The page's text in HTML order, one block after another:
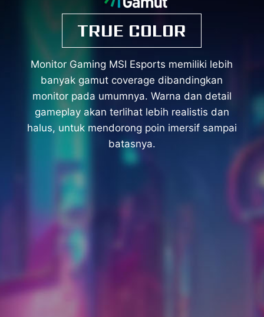
TRUE COLOR
Monitor Gaming MSI Esports memiliki lebih
banyak gamut coverage dibandingkan
monitor pada umumnya. Warna dan detail
gameplay akan terlihat lebih realistis dan
halus, untuk mendorong poin imersif sampai
batasnya.